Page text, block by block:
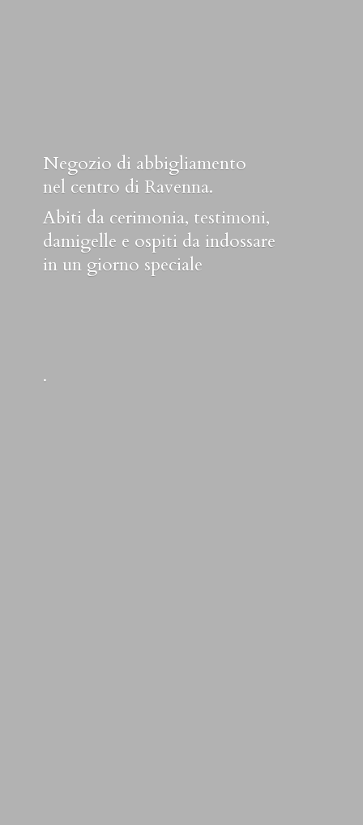
Negozio di abbigliamento
nel centro di Ravenna.
Abiti da cerimonia, testimoni,
damigelle e ospiti da indossare
in un giorno speciale
.